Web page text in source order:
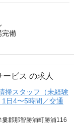
完備
ビス の求人
掃スタッフ（未経験
日4〜5時間／交通
郡那智勝浦町勝浦116